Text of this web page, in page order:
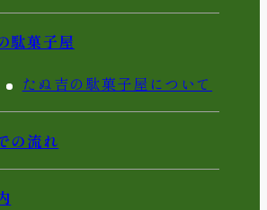
駄菓子屋
たぬ吉の駄菓子屋について
の流れ